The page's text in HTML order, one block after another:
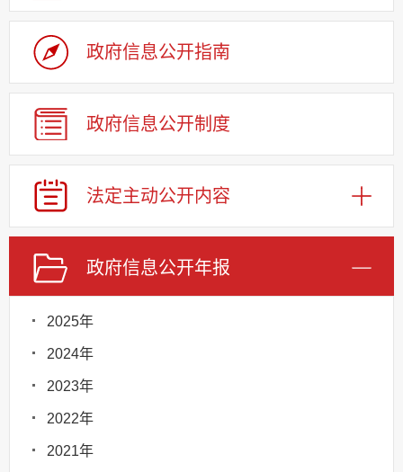
政府信息公开指南
政府信息公开制度
法定主动公开内容
政府信息公开年报
2025年
2024年
2023年
2022年
2021年